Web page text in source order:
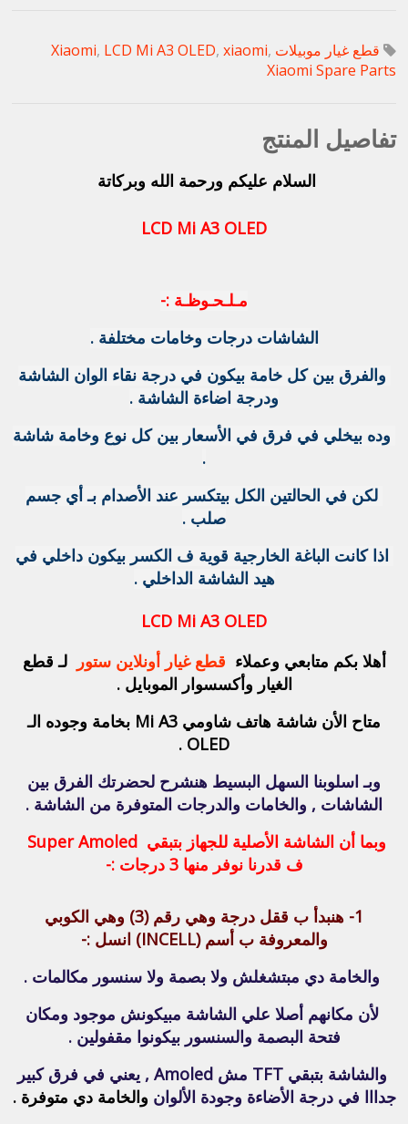
قطع غيار موبيلات Xiaomi , LCD Mi A3 OLED, xiaomi,
Xiaomi Spare Parts
تفاصيل المنتج
السلام عليكم ورحمة الله وبركاتة
LCD Mi A3 OLED
مـلـحـوظـة :-
الشاشات درجات وخامات مختلفة .
والفرق بين كل خامة بيكون في درجة نقاء الوان الشاشة
ودرجة اضاءة الشاشة .
وده بيخلي في فرق في الأسعار بين كل نوع وخامة شاشة
.
لكن في الحالتين الكل بيتكسر عند الأصدام بـ أي جسم
صلب .
اذا كانت الباغة الخارجية قوية ف الكسر بيكون داخلي في
هيد الشاشة الداخلي .
LCD Mi A3 OLED
أهلا بكم متابعي وعملاء قطع غيار أونلاين ستور
لـ قطع
الغيار وأكسسوار الموبايل .
متاح الأن شاشة هاتف شاومي Mi A3 بخامة وجوده الـ
OLED .
وبـ اسلوبنا السهل البسيط هنشرح لحضرتك الفرق بين
الشاشات , والخامات والدرجات المتوفرة من الشاشة .
ف قدرنا نوفر منها 3 درجات :-
1- هنبدأ ب ققل درجة وهي
رقم (3) وهي الكوبي
والمعروفة ب أسم (INCELL)
انسل :-
والخامة دي مبتشغلش ولا بصمة ولا سنسور مكالمات .
لأن مكانهم أصلا علي الشاشة مبيكونش موجود ومكان
فتحة البصمة والسنسور بيكونوا مقفولين .
والشاشة بتبقي TFT مش Amoled , يعني في فرق كبير
جدااا في درجة الأضاءة وجودة الألوان والخامة دي متوفرة .